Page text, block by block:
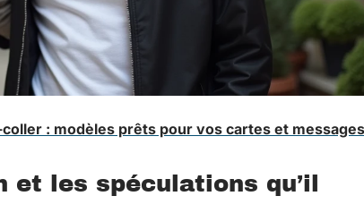
: modèles prêts pour vos cartes et messages
les spéculations qu’il